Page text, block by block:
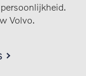
Volvo.